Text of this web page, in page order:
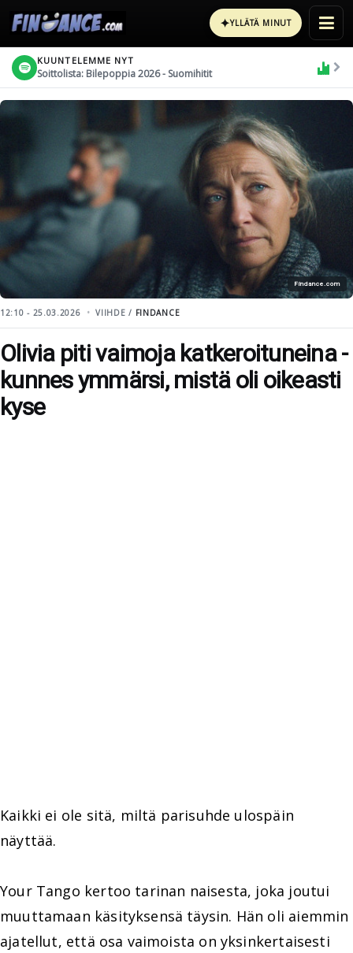
✦YLLÄTÄ MINUT
KUUNTELEMME NYT
Soittolista: Bilepoppia 2026 - Suomihitit
Findance.com
12:10 - 25.03.2026 VIIHDE / FINDANCE
Olivia piti vaimoja katkeroituneina -
kunnes ymmärsi, mistä oli oikeasti
kyse
Kaikki ei ole sitä, miltä parisuhde ulospäin
näyttää.
Your Tango kertoo tarinan naisesta, joka joutui
muuttamaan käsityksensä täysin. Hän oli aiemmin
ajatellut, että osa vaimoista on yksinkertaisesti